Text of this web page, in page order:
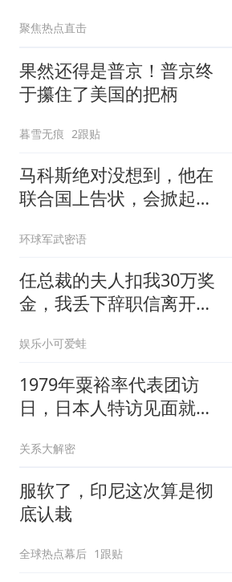
聚焦热点直击
果然还得是普京！普京终
于攥住了美国的把柄
暮雪无痕 2跟贴
马科斯绝对没想到，他在
联合国上告状，会掀起中
环球军武密语
任总裁的夫人扣我30万奖
金，我丢下辞职信离开，
你签约
娱乐小可爱蛙
1979年粟裕率代表团访
日，日本人特访见面就喊
关系大解密
服软了，印尼这次算是彻
底认栽
全球热点幕后 1跟贴